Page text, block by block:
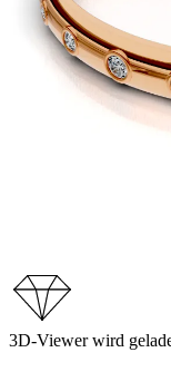
3D-Viewer wird